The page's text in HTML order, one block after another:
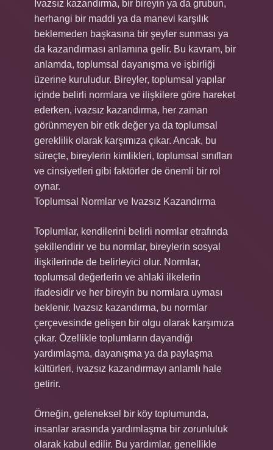
İvazsız kazandırma, bir bireyin ya da grubun,
herhangi bir maddi ya da manevi karşılık
beklemeden başkasına bir şeyler sunması ya
da kazandırması anlamına gelir. Bu kavram, bir
anlamda, toplumsal dayanışma ve işbirliği
üzerine kuruludur. Bireyler, toplumsal yapılar
içinde belirli normlara ve ilişkilere göre hareket
ederken, ivazsız kazandırma, her zaman
görünmeyen bir etik değer ya da toplumsal
gereklilik olarak karşımıza çıkar. Ancak, bu
süreçte, bireylerin kimlikleri, toplumsal sınıfları
ve cinsiyetleri gibi faktörler de önemli bir rol
oynar.
Toplumsal Normlar ve Ivazsız Kazandırma
Toplumlar, kendilerini belirli normlar etrafında
şekillendirir ve bu normlar, bireylerin sosyal
ilişkilerinde de belirleyici olur. Normlar,
toplumsal değerlerin ve ahlaki ilkelerin
ifadesidir ve her bireyin bu normlara uyması
beklenir. Ivazsız kazandırma, bu normlar
çerçevesinde gelişen bir olgu olarak karşımıza
çıkar. Özellikle toplumların dayandığı
yardımlaşma, dayanışma ya da paylaşma
kültürleri, ivazsız kazandırmayı anlamlı hale
getirir.
Örneğin, geleneksel bir köy toplumunda,
insanlar arasında yardımlaşma bir zorunluluk
olarak kabul edilir. Bu yardımlar, genellikle